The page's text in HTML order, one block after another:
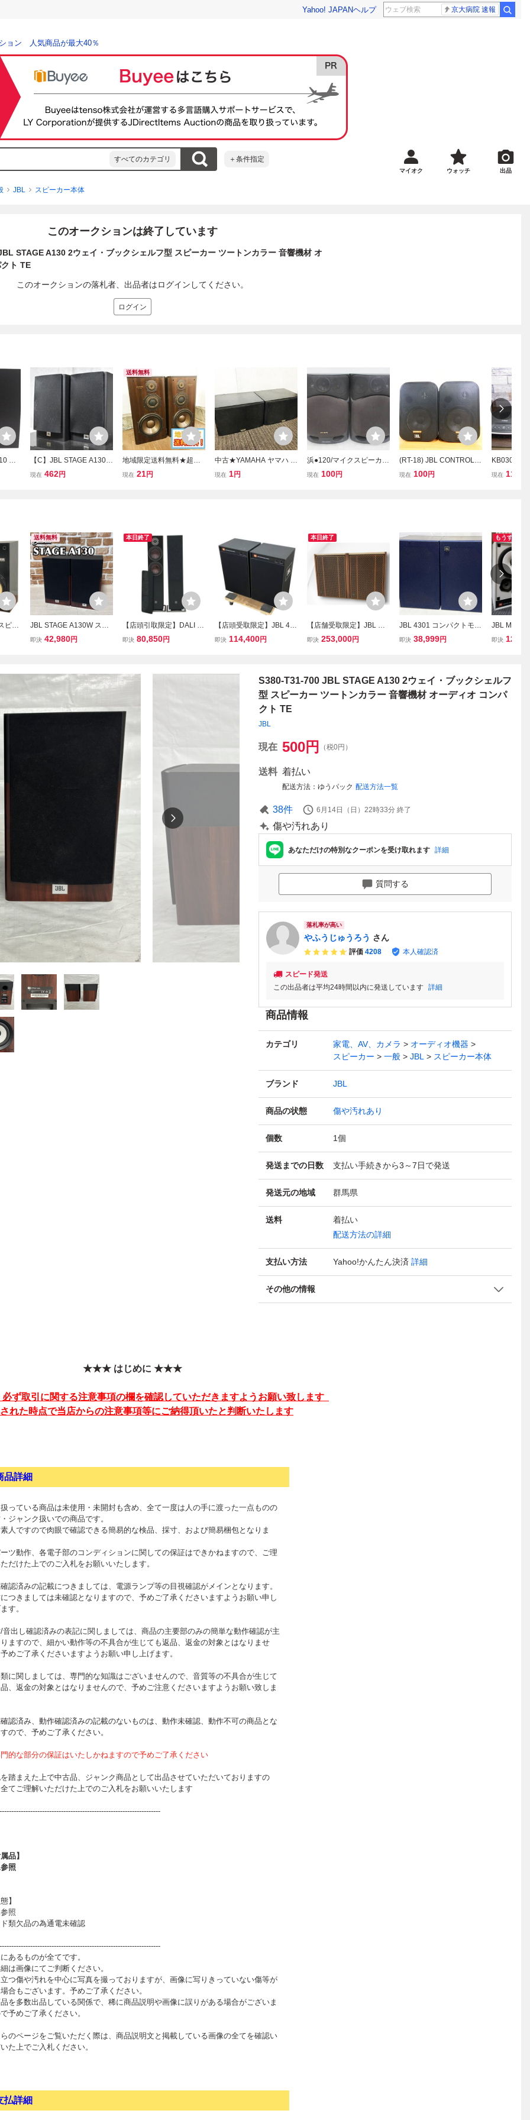
Yahoo! JAPANヘルプ 京大病院 速報
ョン 人気商品が最大40％
すべてのカテゴリ ＋条件指定
マイオク ウォッチ 出品
JBL スピーカー本体
このオークションは終了しています
STAGE A130 2ウェイ・ブックシェルフ型 スピーカー ツートンカラー 音響機材 オ
ト TE
このオークションの落札者、出品者はログインしてください。
ログイン
ペ
【C】JBL STAGE A130
スピーカーペア 3343108
現在 462円
送料無料
地域限定送料無料★超美
品 中古★DIATONE ダイ
現在 21円
中古★YAMAHA ヤマハ ス
ピーカー ペア ブックシェ
現在 1円
浜●120/マイクスピーカ
ー/アイワ/SX‐FM520/2ウ
現在 100円
(RT-18) JBL CONTROL 1
スピーカー ペア オーディ
現在 100円
KB0301/ユ
ミュニケー
現在 110
ピー
送料無料
JBL STAGE A130W スピ
ーカー ペア ブックシェル
即決 42,980円
本日終了
【店頭引取限定】DALI O
BERON 7 フロアスタンデ
即決 80,850円
【店頭受取限定】JBL 43
12D CONTROL MONITO
即決 114,400円
本日終了
【店舗受取限定】JBL C5
6 DORIAN L101WX LE14
即決 253,000円
JBL 4301 コンパクトモニ
タースピーカー 2ウェ
即決 38,999円
もうすぐ終了
JBL
TROL
即決
S380-T31-700 JBL STAGE A130 2ウェイ・ブックシェルフ
型 スピーカー ツートンカラー 音響機材 オーディオ コンパ
クト TE
JBL
現在 500円 （税0円）
送料 着払い
配送方法 ゆうパック 配送方法一覧
38件 6月14日（日）22時33分 終了
傷や汚れあり
あなただけの特別なクーポンを受け取れます 詳細
質問する
落札率が高い
やふうじゅうろう さん
評価 4208 本人確認済
スピード発送
この出品者は平均24時間以内に発送しています 詳細
商品情報
カテゴリ 家電、AV、カメラ
オーディオ機器
スピーカー
一般 JBL スピーカー本体
ブランド JBL
商品の状態 傷や汚れあり
個数 1個
発送までの日数 支払い手続きから3～7日で発送
発送元の地域 群馬県
送料
着払い
配送方法の詳細
支払い方法 Yahoo!かんたん決済 詳細
その他の情報